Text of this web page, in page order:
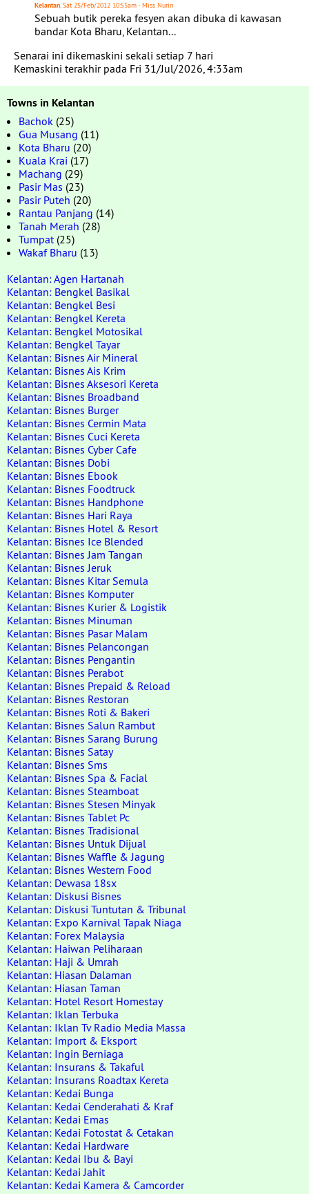
Kelantan, Sat 25/Feb/2012 10:55am - Miss Nurin
Sebuah butik pereka fesyen akan dibuka di kawasan
bandar Kota Bharu, Kelantan...
Senarai ini dikemaskini sekali setiap 7 hari
Kemaskini terakhir pada Fri 31/Jul/2026, 4:33am
Towns in Kelantan
Bachok (25)
Gua Musang (11)
Kota Bharu (20)
Kuala Krai (17)
Machang (29)
Pasir Mas (23)
Pasir Puteh (20)
Rantau Panjang (14)
Tanah Merah (28)
Tumpat(25)
Wakaf Bharu (13)
Kelantan: Agen Hartanah
Kelantan: Bengkel Basikal
Kelantan: Bengkel Besi
Kelantan: Bengkel Kereta
Kelantan: Bengkel Motosikal
Kelantan: Bengkel Tayar
Kelantan: Bisnes Air Mineral
Kelantan: Bisnes Ais Krim
Kelantan: Bisnes Aksesori Kereta
Kelantan: Bisnes Broadband
Kelantan: Bisnes Burger
Kelantan: Bisnes Cermin Mata
Kelantan: Bisnes Cuci Kereta
Kelantan: Bisnes Cyber Cafe
Kelantan: Bisnes Dobi
Kelantan: Bisnes Ebook
Kelantan: Bisnes Foodtruck
Kelantan: Bisnes Handphone
Kelantan: Bisnes Hari Raya
Kelantan: Bisnes Hotel & Resort
Kelantan: Bisnes Ice Blended
Kelantan: Bisnes Jam Tangan
Kelantan: Bisnes Jeruk
Kelantan: Bisnes Kitar Semula
Kelantan: Bisnes Komputer
Kelantan: Bisnes Kurier & Logistik
Kelantan: Bisnes Minuman
Kelantan: Bisnes Pasar Malam
Kelantan: Bisnes Pelancongan
Kelantan: Bisnes Pengantin
Kelantan: Bisnes Perabot
Kelantan: Bisnes Prepaid & Reload
Kelantan: Bisnes Restoran
Kelantan: Bisnes Roti & Bakeri
Kelantan: Bisnes Salun Rambut
Kelantan: Bisnes Sarang Burung
Kelantan: Bisnes Satay
Kelantan: Bisnes Sms
Kelantan: Bisnes Spa & Facial
Kelantan: Bisnes Steamboat
Kelantan: Bisnes Stesen Minyak
Kelantan: Bisnes Tablet Pc
Kelantan: Bisnes Tradisional
Kelantan: Bisnes Untuk Dijual
Kelantan: Bisnes Waffle & Jagung
Kelantan: Bisnes Western Food
Kelantan: Dewasa 18sx
Kelantan: Diskusi Bisnes
Kelantan: Diskusi Tuntutan & Tribunal
Kelantan: Expo Karnival Tapak Niaga
Kelantan: Forex Malaysia
Kelantan: Haiwan Peliharaan
Kelantan: Haji & Umrah
Kelantan: Hiasan Dalaman
Kelantan: Hiasan Taman
Kelantan: Hotel Resort Homestay
Kelantan: Iklan Terbuka
Kelantan: Iklan Tv Radio Media Massa
Kelantan: Import & Eksport
Kelantan: Ingin Berniaga
Kelantan: Insurans & Takaful
Kelantan: Insurans Roadtax Kereta
Kelantan: Kedai Bunga
Kelantan: Kedai Cenderahati & Kraf
Kelantan: Kedai Emas
Kelantan: Kedai Fotostat & Cetakan
Kelantan: Kedai Hardware
Kelantan: Kedai Ibu & Bayi
Kelantan: Kedai Jahit
Kelantan: Kedai Kamera & Camcorder